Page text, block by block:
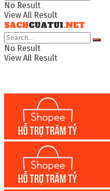
No Result
View All Result
No Result
View All Result